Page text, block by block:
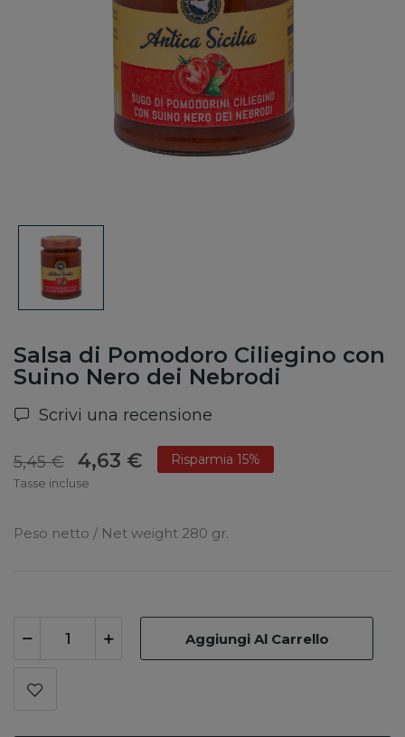
Salsa di Pomodoro Ciliegino con
Suino Nero dei Nebrodi
Scrivi una recensione
5,45 € 4,63 € Risparmia 15%
Tasse incluse
Peso netto / Net weight 280 gr.
Aggiungi Al Carrello